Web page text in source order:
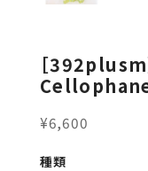
［392plusm
¥6,600
種類